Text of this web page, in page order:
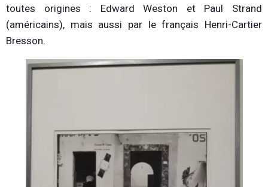
toutes origines : Edward Weston et Paul Strand
(américains), mais aussi par le français Henri-Cartier
Bresson.